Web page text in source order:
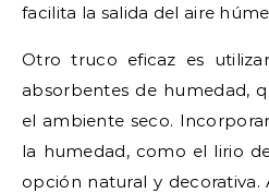
facilita la salida del aire
Otro truco eficaz es
absorbentes de humedad,
el ambiente seco.
la humedad, como el lirio
opción natural y decorativa.